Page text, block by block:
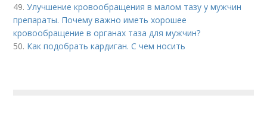
49.Улучшение кровообращения в малом тазу у мужчин
препараты. Почему важно иметь хорошее
кровообращение в органах таза для мужчин?
50. Как подобрать кардиган. С чем носить